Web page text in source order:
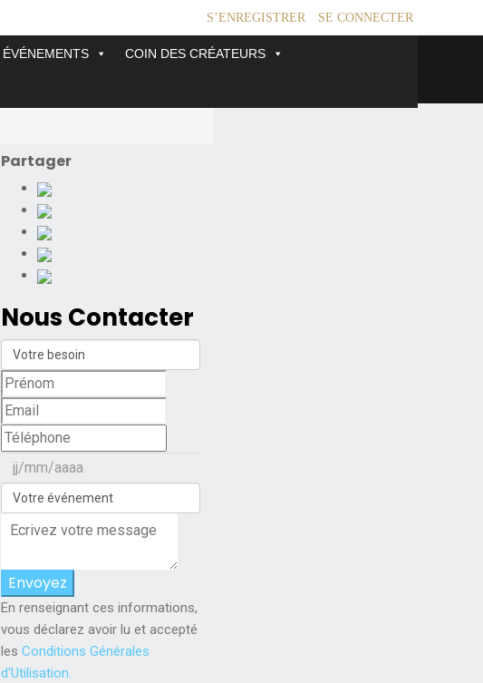
S’ENREGISTRER SE CONNECTER
ÉVÉNEMENTS COIN DES CRÉATEURS
Partager
Nous Contacter
En renseignant ces informations,
vous déclarez avoir lu et accepté
les Conditions Générales
d'Utilisation.